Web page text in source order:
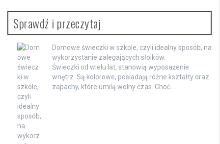
Sprawdź i przeczytaj
Domowe świeczki w szkole, czyli idealny sposób, na
wykorzystanie zalegających słoików.
Świeczki od wielu lat, stanowią wyposażenie
wnętrz. Są kolorowe, posiadają różne kształty oraz
zapachy, które umilą wolny czas. Choć …